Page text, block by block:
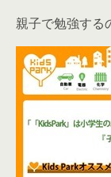
親子で勉強する